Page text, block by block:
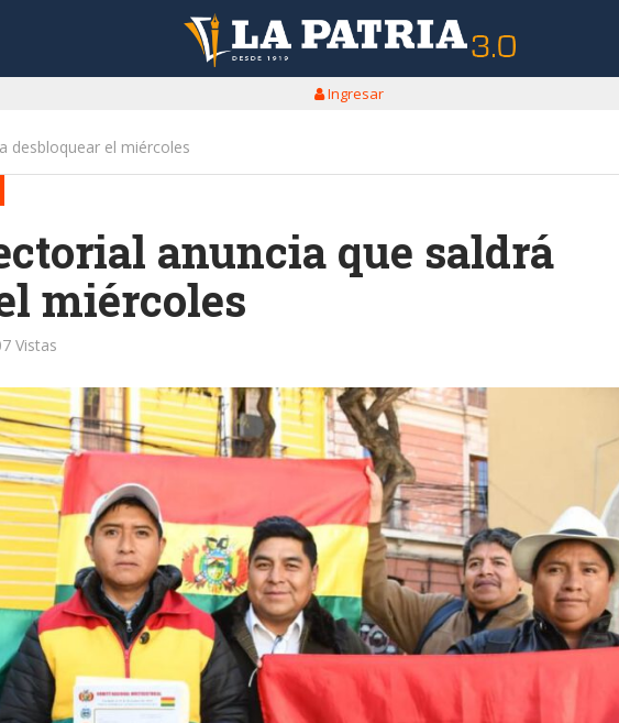
Ingresar
desbloquear el miércoles
anuncia que saldrá
miércoles
Vistas